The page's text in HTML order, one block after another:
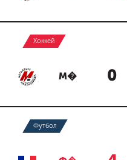
Хоккей
М� 0
Футбол